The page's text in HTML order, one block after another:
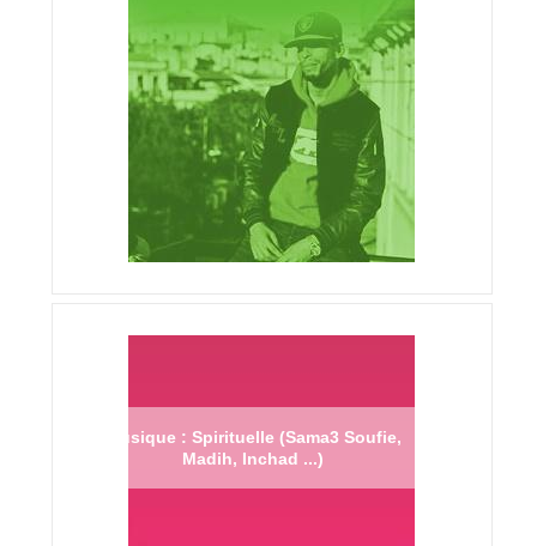
Musique : Spirituelle (Sama3 Soufie,
Madih, Inchad ...)